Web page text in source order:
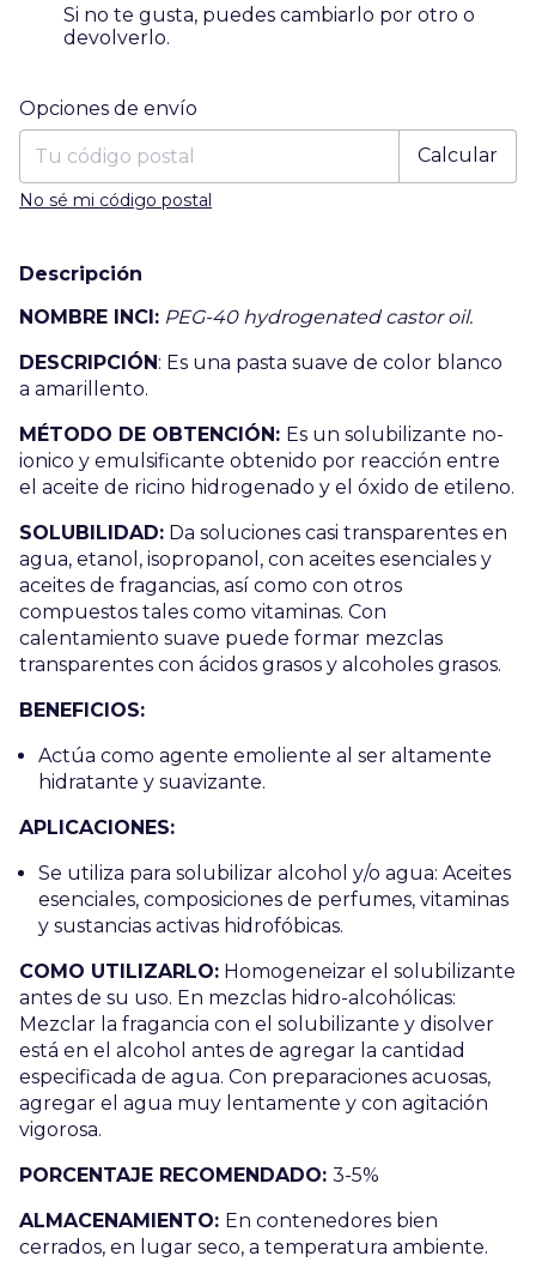
Si no te gusta, puedes cambiarlo por otro o
devolverlo.
Entregas para el CP:
Opciones de envío
Calcular
No sé mi código postal
Descripción
NOMBRE INCI: PEG-40 hydrogenated castor oil.
DESCRIPCIÓN: Es una pasta suave de color blanco
a amarillento.
MÉTODO DE OBTENCIÓN: Es un solubilizante no-
ionico y emulsificante obtenido por reacción entre
el aceite de ricino hidrogenado y el óxido de etileno.
SOLUBILIDAD: Da soluciones casi transparentes en
agua, etanol, isopropanol, con aceites esenciales y
aceites de fragancias, así como con otros
compuestos tales como vitaminas. Con
calentamiento suave puede formar mezclas
transparentes con ácidos grasos y alcoholes grasos.
BENEFICIOS:
Actúa como agente emoliente al ser altamente
hidratante y suavizante.
APLICACIONES:
Se utiliza para solubilizar alcohol y/o agua: Aceites
esenciales, composiciones de perfumes, vitaminas
y sustancias activas hidrofóbicas.
COMO UTILIZARLO: Homogeneizar el solubilizante
antes de su uso. En mezclas hidro-alcohólicas:
Mezclar la fragancia con el solubilizante y disolver
está en el alcohol antes de agregar la cantidad
especificada de agua. Con preparaciones acuosas,
agregar el agua muy lentamente y con agitación
vigorosa.
PORCENTAJE RECOMENDADO: 3-5%
ALMACENAMIENTO: En contenedores bien
cerrados, en lugar seco, a temperatura ambiente.